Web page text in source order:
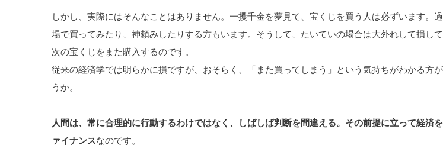
しかし、実際にはそんなことはありません。一攫千金を夢見て、宝くじを買う人は必ずいます。
場で買ってみたり、神頼みしたりする方もいます。そうして、たいていの場合は大外れして損して
次の宝くじをまた購入するのです。
従来の経済学では明らかに損ですが、おそらく、「また買ってしまう」という気持ちがわかる方
うか。
人間は、常に合理的に行動するわけではなく、しばしば判断を間違える。その前提に立って経済
ァイナンスなのです。